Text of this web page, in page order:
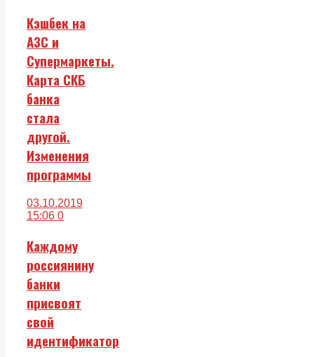
Кэшбек на
АЗС и
Супермаркеты.
Карта СКБ
банка
стала
другой.
Изменения
программы
03.10.2019
15:06 0
Каждому
россиянину
банки
присвоят
свой
идентификатор